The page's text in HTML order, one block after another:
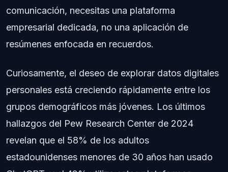
comunicación, necesitas una plataforma
empresarial dedicada, no una aplicación de
resúmenes enfocada en recuerdos.
Curiosamente, el deseo de explorar datos digitales
personales está creciendo rápidamente entre los
grupos demográficos más jóvenes. Los últimos
hallazgos del Pew Research Center de 2024
revelan que el 58% de los adultos
estadounidenses menores de 30 años han usado